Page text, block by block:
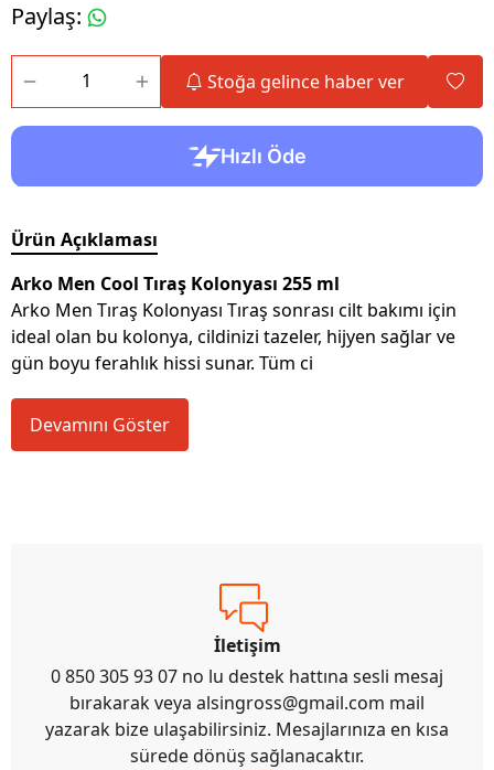
Paylaş:
Stoğa gelince haber ver
Ürün Açıklaması
Arko Men Cool Tıraş Kolonyası 255 ml
Arko Men Tıraş Kolonyası Tıraş sonrası cilt bakımı için
ideal olan bu kolonya, cildinizi tazeler, hijyen sağlar ve
gün boyu ferahlık hissi sunar. Tüm ci
Devamını Göster
İletişim
0 850 305 93 07 no lu destek hattına sesli mesaj
bırakarak veya alsingross@gmail.com mail
yazarak bize ulaşabilirsiniz. Mesajlarınıza en kısa
sürede dönüş sağlanacaktır.